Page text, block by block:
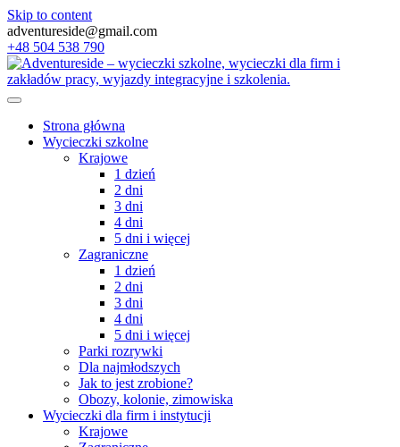
Skip to content
adventureside@gmail.com
+48 504 538 790
Strona główna
Wycieczki szkolne
Krajowe
1 dzień
2 dni
3 dni
4 dni
5 dni i więcej
Zagraniczne
1 dzień
2 dni
3 dni
4 dni
5 dni i więcej
Parki rozrywki
Dla najmłodszych
Jak to jest zrobione?
Obozy, kolonie, zimowiska
Wycieczki dla firm i instytucji
Krajowe